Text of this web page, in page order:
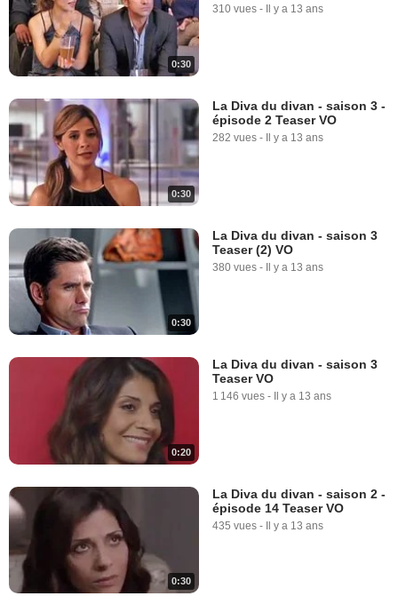
0:30
310 vues - Il y a 13 ans
0:30
La Diva du divan - saison 3 -
épisode 2 Teaser VO
282 vues - Il y a 13 ans
0:30
La Diva du divan - saison 3
Teaser (2) VO
380 vues - Il y a 13 ans
0:20
La Diva du divan - saison 3
Teaser VO
1 146 vues - Il y a 13 ans
0:30
La Diva du divan - saison 2 -
épisode 14 Teaser VO
435 vues - Il y a 13 ans